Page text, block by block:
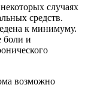
случаях
средств.
к минимуму.
боли и
возможно